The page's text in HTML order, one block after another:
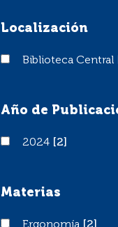
Localización
Biblioteca Central
Biblioteca Central
Año de
20242024 [2]
Materias